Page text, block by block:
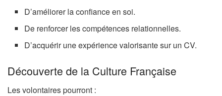
D’améliorer la confiance en soi.
De renforcer les compétences relationnelles.
D’acquérir une expérience valorisante sur un CV.
Découverte de la Culture Française
Les volontaires pourront :